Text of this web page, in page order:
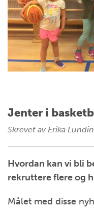
Jenter i
Skrevet av Erika Lundin
Hvordan kan vi bli
rekruttere flere og
Målet med disse